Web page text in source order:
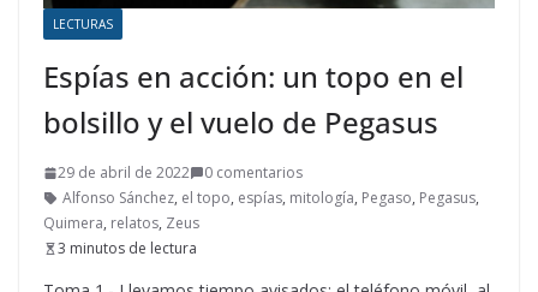
LECTURAS
Espías en acción: un topo en el
bolsillo y el vuelo de Pegasus
29 de abril de 2022
0 comentarios
Alfonso Sánchez, el topo, espías, mitología, Pegaso, Pegasus,
Quimera, relatos, Zeus
3 minutos de lectura